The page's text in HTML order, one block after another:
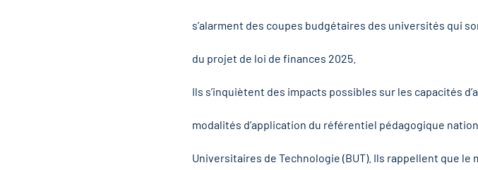
s’alarment des coupes budgétaires des universités qui
du projet de loi de finances 2025.
Ils s’inquiètent des impacts possibles sur les capacités
modalités d’application du référentiel pédagogique
Universitaires de Technologie (BUT). Ils rappellent que le